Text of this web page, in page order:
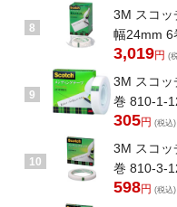
8
3M スコッ
幅24mm 6
3,019円 (
9
3M スコッ
巻 810-1-
305円 (税込)
10
3M スコッ
巻 810-3-
598円 (税込)